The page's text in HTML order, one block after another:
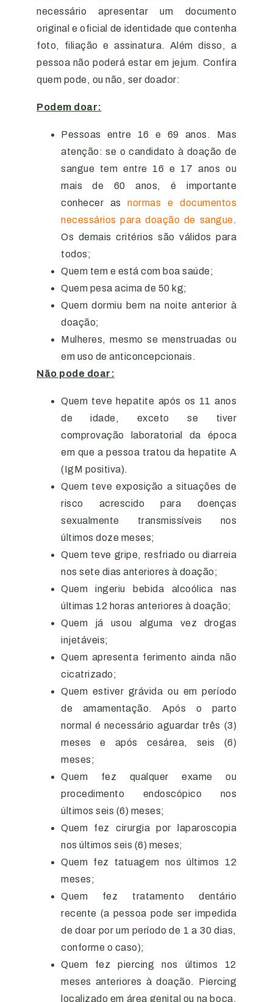
necessário apresentar um documento
original e oficial de identidade que contenha
foto, filiação e assinatura. Além disso, a
pessoa não poderá estar em jejum. Confira
quem pode, ou não, ser doador:
Podem doar:
Pessoas entre 16 e 69 anos. Mas
atenção: se o candidato à doação de
sangue tem entre 16 e 17 anos ou
mais de 60 anos, é importante
conhecer asnormas e documentos
necessários para doação de sangue.
Os demais critérios são válidos para
todos;
Quem tem e está com boa saúde;
Quem pesa acima de 50 kg;
Quem dormiu bem na noite anterior à
doação;
Mulheres, mesmo se menstruadas ou
em uso de anticoncepcionais.
Não pode doar:
Quem teve hepatite após os 11 anos
de idade, exceto se tiver
comprovação laboratorial da época
em que a pessoa tratou da hepatite A
(IgM positiva).
Quem teve exposição a situações de
risco acrescido para doenças
sexualmente transmissíveis nos
últimos doze meses;
Quem teve gripe, resfriado ou diarreia
nos sete dias anteriores à doação;
Quem ingeriu bebida alcoólica nas
últimas 12 horas anteriores à doação;
Quem já usou alguma vez drogas
injetáveis;
Quem apresenta ferimento ainda não
cicatrizado;
Quem estiver grávida ou em período
de amamentação. Após o parto
normal é necessário aguardar três (3)
meses e após cesárea, seis (6)
meses;
Quem fez qualquer exame ou
procedimento endoscópico nos
últimos seis (6) meses;
Quem fez cirurgia por laparoscopia
nos últimos seis (6) meses;
Quem fez tatuagem nos últimos 12
meses;
Quem fez tratamento dentário
recente (a pessoa pode ser impedida
de doar por um período de 1 a 30 dias,
conforme o caso);
Quem fez piercing nos últimos 12
meses anteriores à doação. Piercing
localizado em área genital ou na boca,